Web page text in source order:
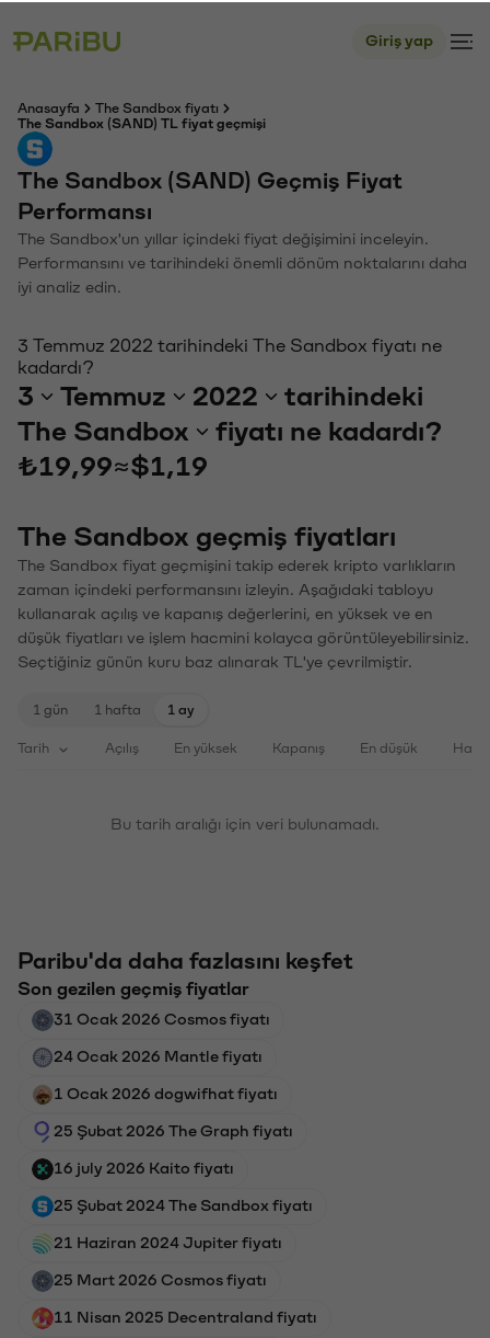
Giriş yap
Anasayfa
The Sandbox fiyatı
The Sandbox (SAND) TL fiyat geçmişi
The Sandbox (SAND) Geçmiş Fiyat
Performansı
The Sandbox'un yıllar içindeki fiyat değişimini inceleyin.
Performansını ve tarihindeki önemli dönüm noktalarını daha
iyi analiz edin.
3 Temmuz 2022 tarihindeki The Sandbox fiyatı ne
kadardı?
3 Temmuz 2022
tarihindeki
The Sandbox
fiyatı ne kadardı?
₺19,99≈$1,19
The Sandbox geçmiş fiyatları
The Sandbox fiyat geçmişini takip ederek kripto varlıkların
zaman içindeki performansını izleyin. Aşağıdaki tabloyu
kullanarak açılış ve kapanış değerlerini, en yüksek ve en
düşük fiyatları ve işlem hacmini kolayca görüntüleyebilirsiniz.
Seçtiğiniz günün kuru baz alınarak TL'ye çevrilmiştir.
1 gün 1 hafta 1 ay
Tarih Açılış En yüksek Kapanış En düşük
Bu tarih aralığı için veri bulunamadı.
Paribu'da daha fazlasını keşfet
Son gezilen geçmiş fiyatlar
31 Ocak 2026 Cosmos fiyatı
24 Ocak 2026 Mantle fiyatı
1 Ocak 2026 dogwifhat fiyatı
25 Şubat 2026 The Graph fiyatı
16 july 2026 Kaito fiyatı
25 Şubat 2024 The Sandbox fiyatı
21 Haziran 2024 Jupiter fiyatı
25 Mart 2026 Cosmos fiyatı
11 Nisan 2025 Decentraland fiyatı